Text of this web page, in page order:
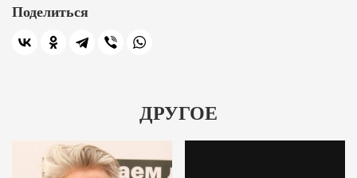
Поделиться
ДРУГОЕ